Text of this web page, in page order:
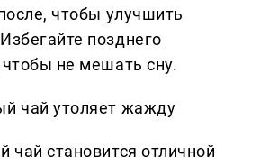
чтобы улучшить
позднего
не мешать сну.
чай утоляет жажду
чай становится отличной